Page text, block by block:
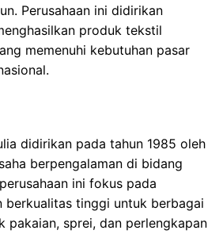
Perusahaan ini didirikan
produk tekstil
memenuhi kebutuhan pasar
didirikan pada tahun 1985 oleh
berpengalaman di bidang
ini fokus pada
berkualitas tinggi untuk berbagai
pakaian, sprei, dan perlengkapan